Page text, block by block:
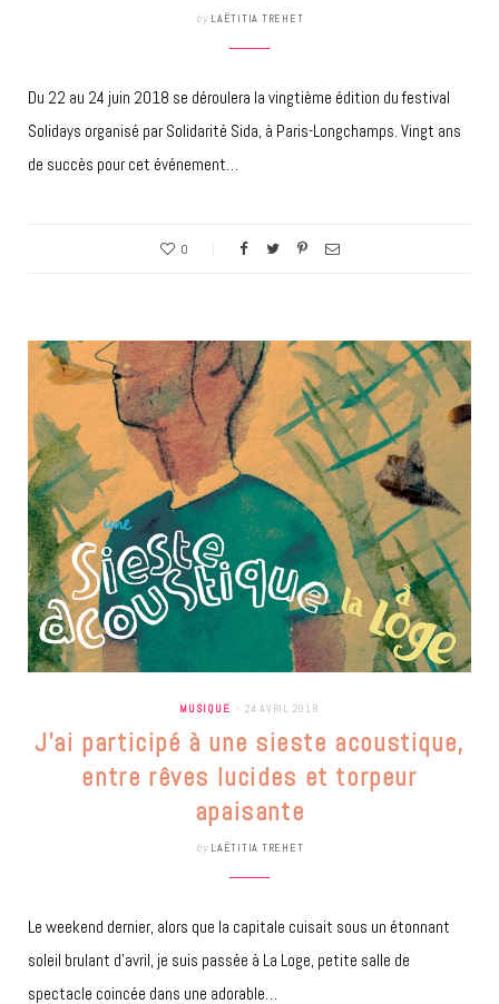
by LAËTITIA TREHET
Du 22 au 24 juin 2018 se déroulera la vingtième édition du festival
Solidays organisé par Solidarité Sida, à Paris-Longchamps. Vingt ans
de succès pour cet événement…
0
MUSIQUE 24 AVRIL 2018
J’ai participé à une sieste acoustique,
entre rêves lucides et torpeur
apaisante
by LAËTITIA TREHET
Le weekend dernier, alors que la capitale cuisait sous un étonnant
soleil brulant d’avril, je suis passée à La Loge, petite salle de
spectacle coincée dans une adorable…